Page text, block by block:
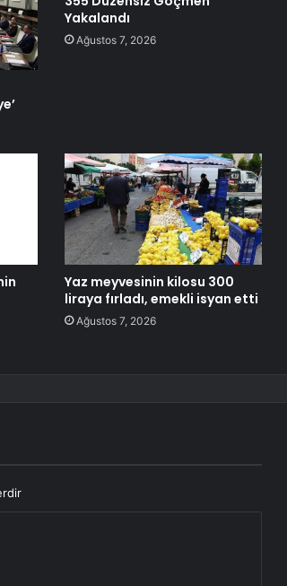
Yakalandı
Ağustos 7, 2026
Yaz meyvesinin kilosu 300
liraya fırladı, emekli isyan etti
Ağustos 7, 2026